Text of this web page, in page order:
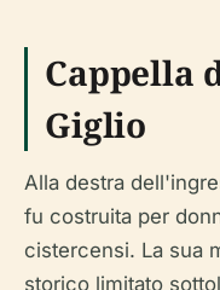
Cappella
Giglio
Alla destra
fu costruita per
cistercensi. La sua
storico limitato